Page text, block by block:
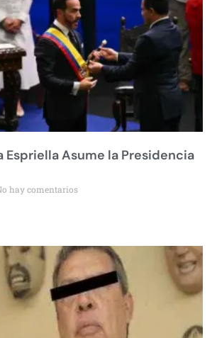
Espriella Asume la Presidencia
hay comentarios